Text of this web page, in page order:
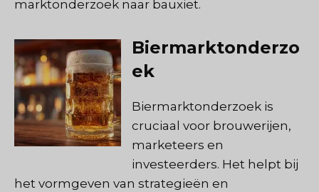
marktonderzoek naar bauxiet.
Biermarktonderzo
ek
Biermarktonderzoek is
cruciaal voor brouwerijen,
marketeers en
investeerders. Het helpt bij
het vormgeven van strategieën en